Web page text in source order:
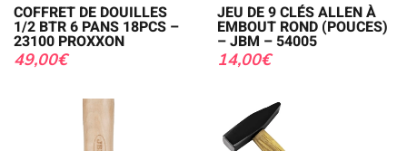
COFFRET DE DOUILLES
1/2 BTR 6 PANS 18PCS –
23100 PROXXON
49,00€
JEU DE 9 CLÉS ALLEN À
EMBOUT ROND (POUCES)
– JBM – 54005
14,00€